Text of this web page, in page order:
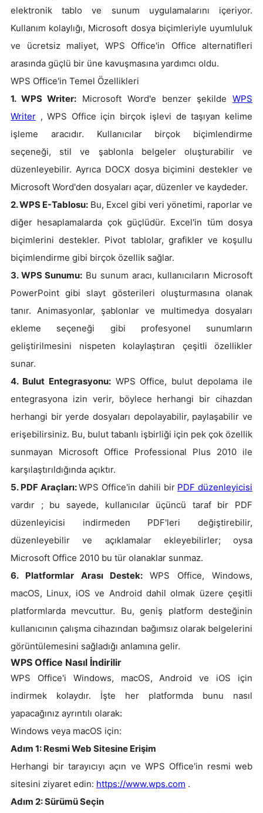
elektronik tablo ve sunum uygulamalarını içeriyor.
Kullanım kolaylığı, Microsoft dosya biçimleriyle uyumluluk
ve ücretsiz maliyet, WPS Office'in Office alternatifleri
arasında güçlü bir üne kavuşmasına yardımcı oldu.
WPS Office'in Temel Özellikleri
1. WPS Writer: Microsoft Word'e benzer şekildeWPS
Writer , WPS Office için birçok işlevi de taşıyan kelime
işleme aracıdır. Kullanıcılar birçok biçimlendirme
seçeneği, stil ve şablonla belgeler oluşturabilir ve
düzenleyebilir. Ayrıca DOCX dosya biçimini destekler ve
Microsoft Word'den dosyaları açar, düzenler ve kaydeder.
2. WPS E-Tablosu: Bu, Excel gibi veri yönetimi, raporlar ve
diğer hesaplamalarda çok güçlüdür. Excel'in tüm dosya
biçimlerini destekler. Pivot tablolar, grafikler ve koşullu
biçimlendirme gibi birçok özellik sağlar.
3. WPS Sunumu: Bu sunum aracı, kullanıcıların Microsoft
PowerPoint gibi slayt gösterileri oluşturmasına olanak
tanır. Animasyonlar, şablonlar ve multimedya dosyaları
ekleme seçeneği gibi profesyonel sunumların
geliştirilmesini nispeten kolaylaştıran çeşitli özellikler
sunar.
4. Bulut Entegrasyonu:WPS Office, bulut depolama ile
entegrasyona izin verir, böylece herhangi bir cihazdan
herhangi bir yerde dosyaları depolayabilir, paylaşabilir ve
erişebilirsiniz. Bu, bulut tabanlı işbirliği için pek çok özellik
sunmayan Microsoft Office Professional Plus 2010 ile
karşılaştırıldığında açıktır.
5. PDF Araçları:WPS Office'in dahili bir PDF düzenleyicisi
vardır ; bu sayede, kullanıcılar üçüncü taraf bir PDF
düzenleyicisi indirmeden PDF'leri değiştirebilir,
düzenleyebilir ve açıklamalar ekleyebilirler; oysa
Microsoft Office 2010 bu tür olanaklar sunmaz.
6. Platformlar Arası Destek:WPS Office, Windows,
macOS, Linux, iOS ve Android dahil olmak üzere çeşitli
platformlarda mevcuttur. Bu, geniş platform desteğinin
kullanıcının çalışma cihazından bağımsız olarak belgelerini
görüntülemesini sağladığı anlamına gelir.
WPS Office Nasıl İndirilir
WPS Office'i Windows, macOS, Android ve iOS için
indirmek kolaydır. İşte her platformda bunu nasıl
yapacağınız ayrıntılı olarak:
Windows veya macOS için:
Adım 1: Resmi Web Sitesine Erişim
Herhangi bir tarayıcıyı açın ve WPS Office'in resmi web
sitesini ziyaret edin: https://www.wps.com .
Adım 2: Sürümü Seçin